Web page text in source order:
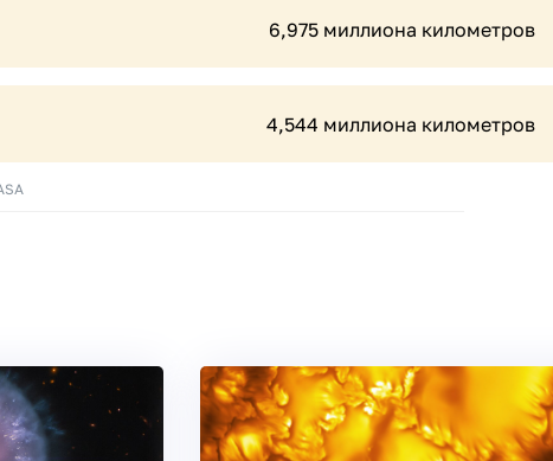
6,975 миллиона километров
4,544 миллиона километров